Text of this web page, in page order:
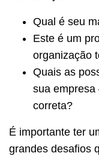
Qual é seu
Este é um
organização
Quais as
sua empresa
correta?
É importante ter
grandes desafios